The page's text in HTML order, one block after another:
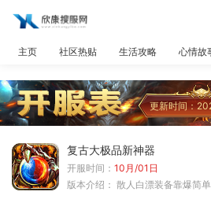
主页 社区热贴 生活攻略 心情故
更新时间：
复古大极品新神器
开服时间： 10月/01日
版本介绍： 散人白漂装备靠爆简